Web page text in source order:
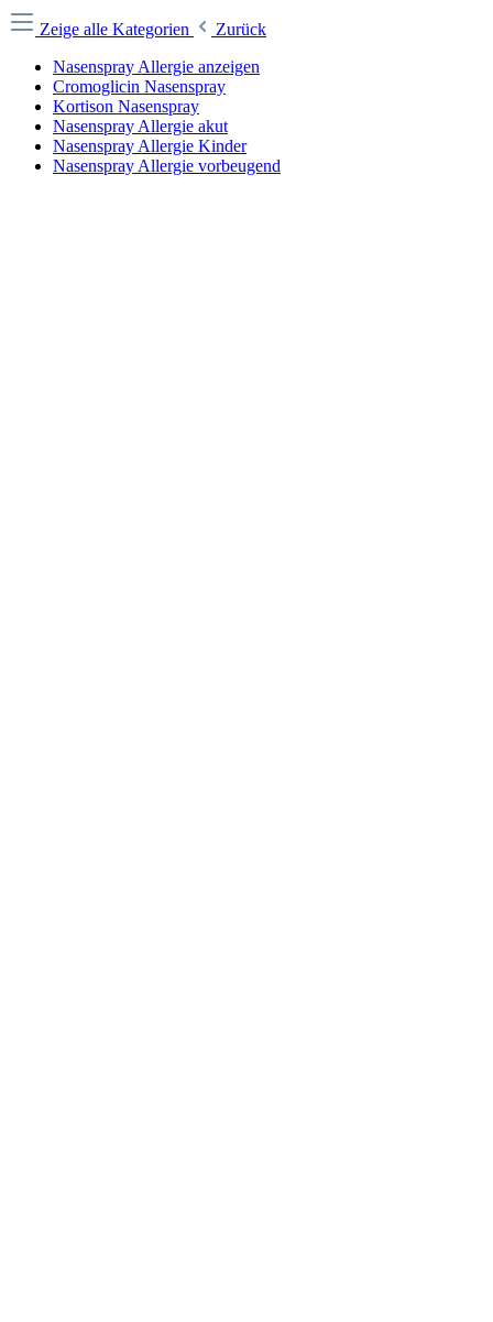
Zeige alle Kategorien
Zurück
Nasenspray Allergie anzeigen
Cromoglicin Nasenspray
Kortison Nasenspray
Nasenspray Allergie akut
Nasenspray Allergie Kinder
Nasenspray Allergie vorbeugend